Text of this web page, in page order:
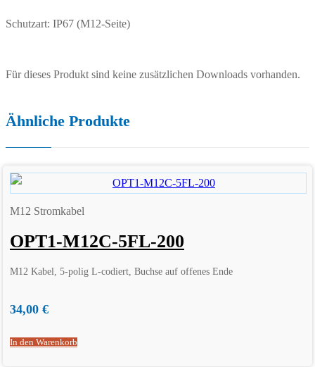
Schutzart: IP67 (M12-Seite)
Für dieses Produkt sind keine zusätzlichen Downloads vorhanden.
Ähnliche Produkte
M12 Stromkabel
OPT1-M12C-5FL-200
M12 Kabel, 5-polig L-codiert, Buchse auf offenes Ende
34,00 €
In den Warenkorb